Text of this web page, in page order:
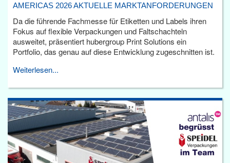
AMERICAS 2026 AKTUELLE MARKTANFORDERUNGEN
Da die führende Fachmesse für Etiketten und Labels ihren
Fokus auf flexible Verpackungen und Faltschachteln
ausweitet, präsentiert hubergroup Print Solutions ein
Portfolio, das genau auf diese Entwicklung zugeschnitten ist.
Weiterlesen...